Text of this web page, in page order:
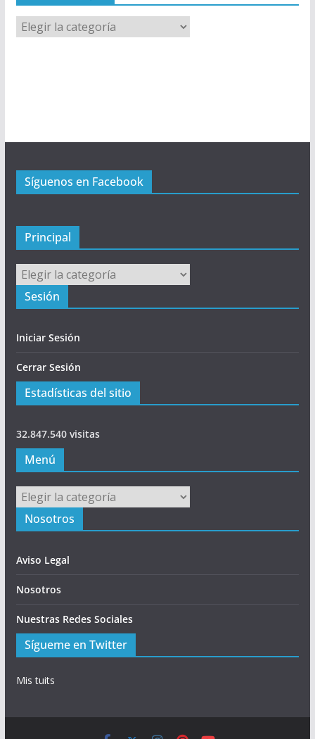
M
e
Síguenos en Facebook
Principal
Principal
Sesión
Iniciar Sesión
Cerrar Sesión
Estadísticas del sitio
32.847.540 visitas
Menú
Menú
Nosotros
Aviso Legal
Nosotros
Nuestras Redes Sociales
Sígueme en Twitter
Mis tuits